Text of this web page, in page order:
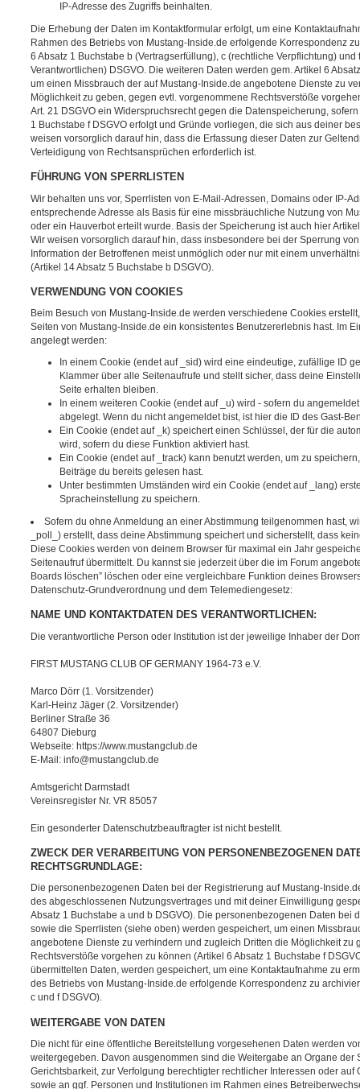
IP-Adresse des Zugriffs beinhalten.
Die Erhebung der Daten im Kontaktformular erfolgt, um eine
Rahmen des Betriebs von Mustang-Inside.de erfolgende Korrespondenz
6 Absatz 1 Buchstabe b (Vertragserfüllung), c (rechtliche Verpflichtung)
Verantwortlichen) DSGVO. Die weiteren Daten werden gem. Artikel 6
um einen Missbrauch der auf Mustang-Inside.de angebotene Dienste zu
Möglichkeit zu geben, gegen evtl. vorgenommene Rechtsverstöße
Art. 21 DSGVO ein Widerspruchsrecht gegen die Datenspeicherung,
1 Buchstabe f DSGVO erfolgt und Gründe vorliegen, die sich aus deiner
weisen vorsorglich darauf hin, dass die Erfassung dieser Daten zur
Verteidigung von Rechtsansprüchen erforderlich ist.
FÜHRUNG VON SPERRLISTEN
Wir behalten uns vor, Sperrlisten von E-Mail-Adressen, Domains oder IP-
entsprechende Adresse als Basis für eine missbräuchliche Nutzung von
oder ein Hauverbot erteilt wurde. Basis der Speicherung ist auch hier
Wir weisen vorsorglich darauf hin, dass insbesondere bei der Sperrung
Information der Betroffenen meist unmöglich oder nur mit einem
(Artikel 14 Absatz 5 Buchstabe b DSGVO).
VERWENDUNG VON COOKIES
Beim Besuch von Mustang-Inside.de werden verschiedene Cookies
Seiten von Mustang-Inside.de ein konsistentes Benutzererlebnis hast. Im
angelegt werden:
In einem Cookie (endet auf _sid) wird eine eindeutige, zufällige ID
Klammer über alle Seitenaufrufe und stellt sicher, dass deine
Seite erhalten bleiben.
In einem weiteren Cookie (endet auf _u) wird - sofern du
abgelegt. Wenn du nicht angemeldet bist, ist hier die ID des Gast-
Ein Cookie (endet auf _k) speichert einen Schlüssel, der für die
wird, sofern du diese Funktion aktiviert hast.
Ein Cookie (endet auf _track) kann benutzt werden, um zu
Beiträge du bereits gelesen hast.
Unter bestimmten Umständen wird ein Cookie (endet auf _lang)
Spracheinstellung zu speichern.
Sofern du ohne Anmeldung an einer Abstimmung teilgenommen hast,
_poll_) erstellt, dass deine Abstimmung speichert und sicherstellt, dass
Diese Cookies werden von deinem Browser für maximal ein Jahr
Seitenaufruf übermittelt. Du kannst sie jederzeit über die im Forum
Boards löschen” löschen oder eine vergleichbare Funktion deines
Datenschutz-Grundverordnung und dem Telemediengesetz:
NAME UND KONTAKTDATEN DES VERANTWORTLICHEN:
Die verantwortliche Person oder Institution ist der jeweilige Inhaber der
FIRST MUSTANG CLUB OF GERMANY 1964-73 e.V.
Marco Dörr (1. Vorsitzender)
Karl-Heinz Jäger (2. Vorsitzender)
Berliner Straße 36
64807 Dieburg
Webseite: https://www.mustangclub.de
E-Mail: info@mustangclub.de
Amtsgericht Darmstadt
Vereinsregister Nr. VR 85057
Ein gesonderter Datenschutzbeauftragter ist nicht bestellt.
ZWECK DER VERARBEITUNG VON PERSONENBEZOGENEN
RECHTSGRUNDLAGE:
Die personenbezogenen Daten bei der Registrierung auf Mustang-
des abgeschlossenen Nutzungsvertrages und mit deiner Einwilligung
Absatz 1 Buchstabe a und b DSGVO). Die personenbezogenen Daten bei
sowie die Sperrlisten (siehe oben) werden gespeichert, um einen
angebotene Dienste zu verhindern und zugleich Dritten die Möglichkeit zu
Rechtsverstöße vorgehen zu können (Artikel 6 Absatz 1 Buchstabe f
übermittelten Daten, werden gespeichert, um eine Kontaktaufnahme zu
des Betriebs von Mustang-Inside.de erfolgende Korrespondenz zu
c und f DSGVO).
WEITERGABE VON DATEN
Die nicht für eine öffentliche Bereitstellung vorgesehenen Daten werden
weitergegeben. Davon ausgenommen sind die Weitergabe an Organe der
Gerichtsbarkeit, zur Verfolgung berechtigter rechtlicher Interessen oder auf
sowie an ggf. Personen und Institutionen im Rahmen eines